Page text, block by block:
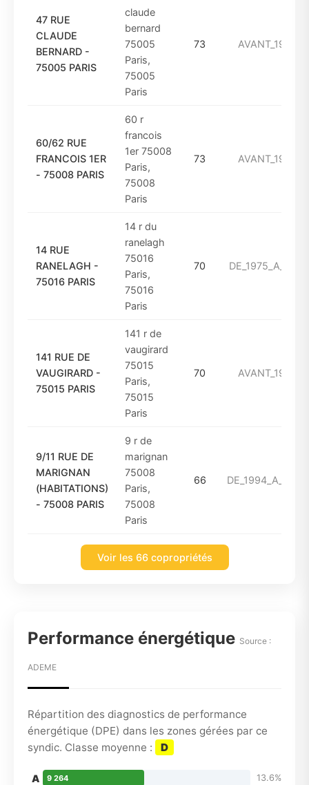
47 RUE
CLAUDE
BERNARD -
75005 PARIS
claude
bernard
75005
Paris,
75005
Paris
73 AVANT_1949
60/62 RUE
FRANCOIS 1ER
- 75008 PARIS
60 r
francois
1er 75008
Paris,
75008
Paris
73 AVANT_1949
14 RUE
RANELAGH -
75016 PARIS
14 r du
ranelagh
75016
Paris,
75016
Paris
70 DE_1975_A_1993
141 RUE DE
VAUGIRARD -
75015 PARIS
141 r de
vaugirard
75015
Paris,
75015
Paris
70 AVANT_1949
9/11 RUE DE
MARIGNAN
(HABITATIONS)
- 75008 PARIS
9 r de
marignan
75008
Paris,
75008
Paris
66 DE_1994_A_2000
Voir les 66 copropriétés
Performance énergétique Source :
ADEME
Répartition des diagnostics de performance
énergétique (DPE) dans les zones gérées par ce
syndic. Classe moyenne :
D
A 9 264 13.6%